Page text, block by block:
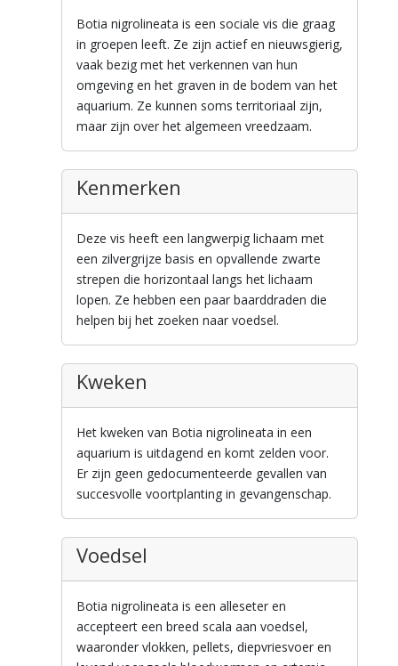
Botia nigrolineata is een sociale vis die graag
in groepen leeft. Ze zijn actief en nieuwsgierig,
vaak bezig met het verkennen van hun
omgeving en het graven in de bodem van het
aquarium. Ze kunnen soms territoriaal zijn,
maar zijn over het algemeen vreedzaam.
Kenmerken
Deze vis heeft een langwerpig lichaam met
een zilvergrijze basis en opvallende zwarte
strepen die horizontaal langs het lichaam
lopen. Ze hebben een paar baarddraden die
helpen bij het zoeken naar voedsel.
Kweken
Het kweken van Botia nigrolineata in een
aquarium is uitdagend en komt zelden voor.
Er zijn geen gedocumenteerde gevallen van
succesvolle voortplanting in gevangenschap.
Voedsel
Botia nigrolineata is een alleseter en
accepteert een breed scala aan voedsel,
waaronder vlokken, pellets, diepvriesvoer en